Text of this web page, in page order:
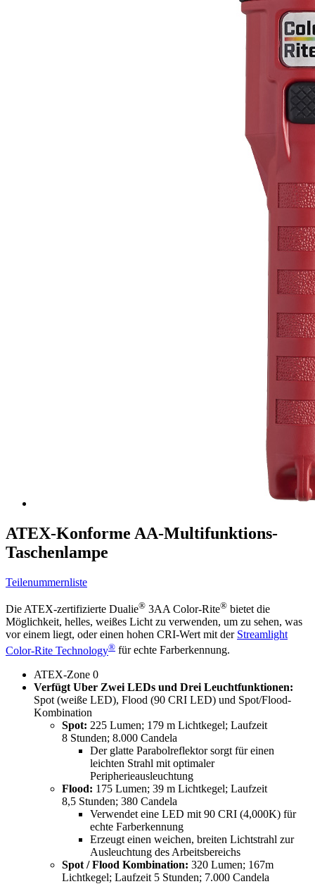
ATEX-Konforme AA-Multifunktions-
Taschenlampe
Teilenummernliste
Die ATEX-zertifizierte Dualie® 3AA Color-Rite® bietet die
Möglichkeit, helles, weißes Licht zu verwenden, um zu sehen, was
vor einem liegt, oder einen hohen CRI-Wert mit der Streamlight
Color-Rite Technology® für echte Farberkennung.
ATEX-Zone 0
Verfügt Uber Zwei LEDs und Drei Leuchtfunktionen:
Spot (weiße LED), Flood (90 CRI LED) und Spot/Flood-
Kombination
Spot: 225 Lumen; 179 m Lichtkegel; Laufzeit
8 Stunden; 8.000 Candela
Der glatte Parabolreflektor sorgt für einen
leichten Strahl mit optimaler
Peripherieausleuchtung
Flood: 175 Lumen; 39 m Lichtkegel; Laufzeit
8,5 Stunden; 380 Candela
Verwendet eine LED mit 90 CRI (4,000K) für
echte Farberkennung
Erzeugt einen weichen, breiten Lichtstrahl zur
Ausleuchtung des Arbeitsbereichs
Spot / Flood Kombination: 320 Lumen; 167m
Lichtkegel; Laufzeit 5 Stunden; 7.000 Candela